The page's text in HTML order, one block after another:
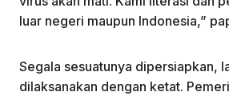
luar negeri maupun Indonesia,”
Segala sesuatunya dipersiapkan,
dilaksanakan dengan ketat.